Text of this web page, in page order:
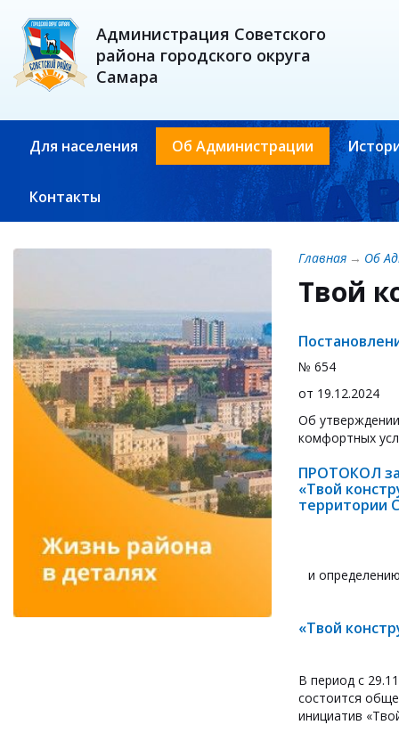
Администрация Советского
района городского округа
Самара
Для населения Об Администрации
Контакты
Главная → Об
Твой
№ 654
от 19.12.2024
Об
комфортных
ПРОТОКОЛ
«Твой
территории
и
«Твой
В период с
состоится
инициатив